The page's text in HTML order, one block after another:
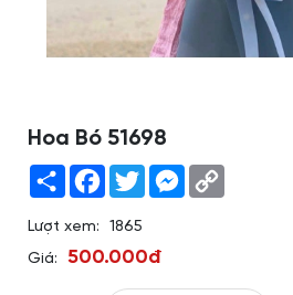
Hoa Bó 51698
Share Facebook
TwitterMessenger
Lượt xem:
1865
Giá:
500.000đ